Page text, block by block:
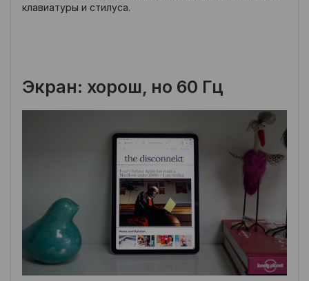
клавиатуры и стилуса.
Экран: хорош, но 60 Гц